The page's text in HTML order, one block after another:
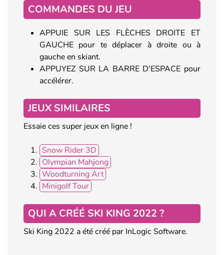
COMMANDES DU JEU
APPUIE SUR LES FLÈCHES DROITE ET
GAUCHE pour te déplacer à droite ou à
gauche en skiant.
APPUYEZ SUR LA BARRE D'ESPACE pour
accélérer.
JEUX SIMILAIRES
Essaie ces super jeux en ligne !
Snow Rider 3D
Olympian Mahjong
Woodturning Art
Minigolf Tour
QUI A CRÉÉ SKI KING 2022 ?
Ski King 2022 a été créé par InLogic Software.